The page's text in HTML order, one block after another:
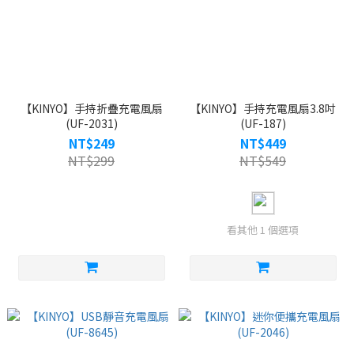
【KINYO】手持折疊充電風扇
(UF-2031)
NT$249
NT$299
【KINYO】手持充電風扇3.8吋
(UF-187)
NT$449
NT$549
看其他 1 個選項